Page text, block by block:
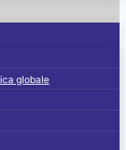
globale